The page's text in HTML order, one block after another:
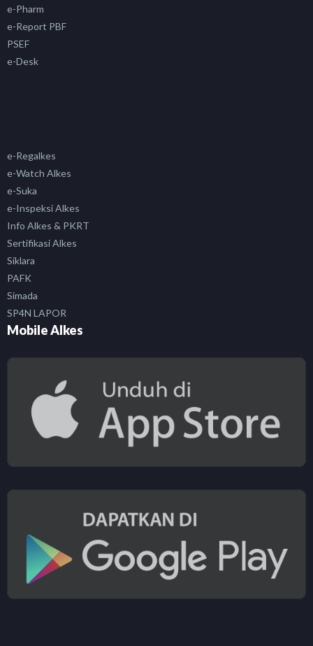
e-Pharm
e-Report PBF
PSEF
e-Desk
e-Regalkes
e-Watch Alkes
e-Suka
e-Inspeksi Alkes
Info Alkes & PKRT
Sertifikasi Alkes
Siklara
PAFK
Simada
SP4N LAPOR
Mobile Alkes